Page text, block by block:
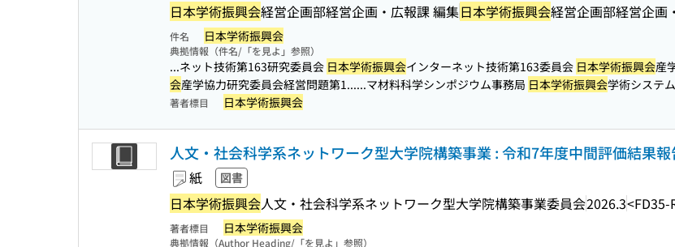
日本学術振興会経営企画部経営企画・広報課 編集日本学術振興会経営企画部経営企画
件名 日本学術振興会
典拠情報（件名/「を見よ」参照）
...ネット技術第163研究委員会 日本学術振興会インターネット技術第163委員会 日本学術振興会産
会産学協力研究委員会経営問題第1......マ材料科学シンポジウム事務局 日本学術振興会学術システ
著者標目 日本学術振興会
人文・社会科学系ネットワーク型大学院構築事業 : 令和7年度中間評価結果報
紙 図書
日本学術振興会人文・社会科学系ネットワーク型大学院構築事業委員会2026.3<FD35-
著者標目 日本学術振興会
典拠情報（Author Heading/「を見よ」参照）